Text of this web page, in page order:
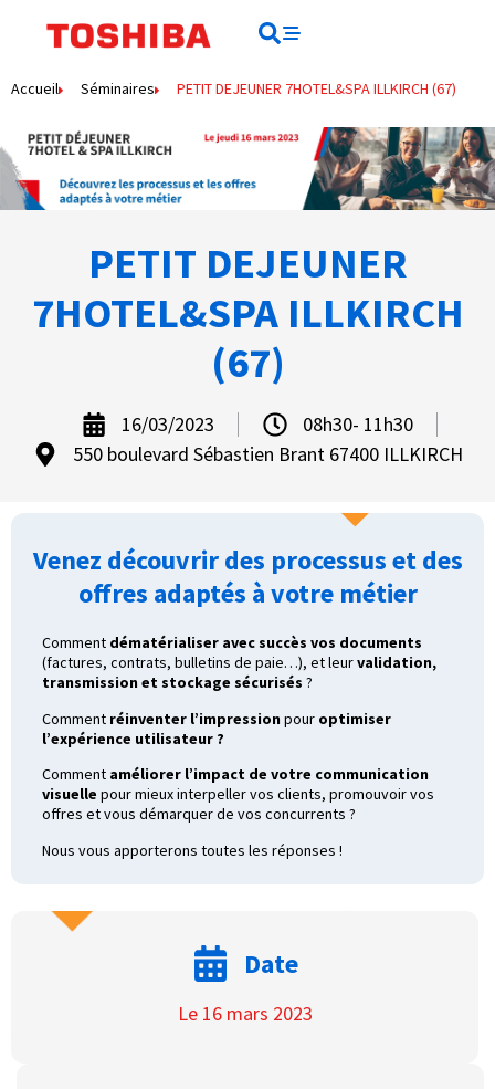
Accueil Séminaires PETIT DEJEUNER 7HOTEL&SPA ILLKIRCH (67)
PETIT DEJEUNER
7HOTEL&SPA ILLKIRCH
(67)
16/03/2023
08h30- 11h30
550 boulevard Sébastien Brant 67400 ILLKIRCH
Venez découvrir des processus et des
offres adaptés à votre métier
Comment dématérialiser avec succès vos documents
(factures, contrats, bulletins de paie…), et leurvalidation,
transmission et stockage sécurisés ?
Comment réinventer l’impressionpour optimiser
l’expérience utilisateur ?
Comment améliorer l’impact de votre communication
visuelle pour mieux interpeller vos clients, promouvoir vos
offres et vous démarquer de vos concurrents ?
Nous vous apporterons toutes les réponses !
Date
Le 16 mars 2023